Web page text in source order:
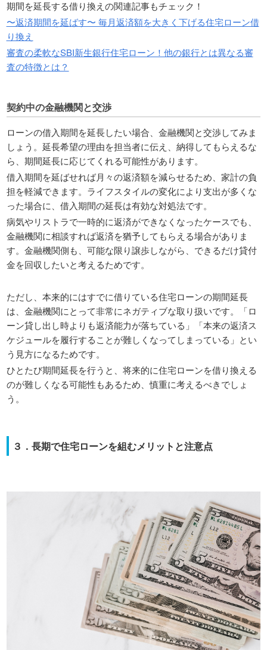
期間を延長する借り換えの関連記事もチェック！
〜返済期間を延ばす〜 毎月返済額を大きく下げる住宅ローン借
り換え
審査の柔軟なSBI新生銀行住宅ローン！他の銀行とは異なる審
査の特徴とは？
契約中の金融機関と交渉
ローンの借入期間を延長したい場合、金融機関と交渉してみま
しょう。延長希望の理由を担当者に伝え、納得してもらえるな
ら、期間延長に応じてくれる可能性があります。
借入期間を延ばせれば月々の返済額を減らせるため、家計の負
担を軽減できます。ライフスタイルの変化により支出が多くな
った場合に、借入期間の延長は有効な対処法です。
病気やリストラで一時的に返済ができなくなったケースでも、
金融機関に相談すれば返済を猶予してもらえる場合がありま
す。金融機関側も、可能な限り譲歩しながら、できるだけ貸付
金を回収したいと考えるためです。
ただし、本来的にはすでに借りている住宅ローンの期間延長
は、金融機関にとって非常にネガティブな取り扱いです。「ロ
ーン貸し出し時よりも返済能力が落ちている」「本来の返済ス
ケジュールを履行することが難しくなってしまっている」とい
う見方になるためです。
ひとたび期間延長を行うと、将来的に住宅ローンを借り換える
のが難しくなる可能性もあるため、慎重に考えるべきでしょ
う。
３．長期で住宅ローンを組むメリットと注意点